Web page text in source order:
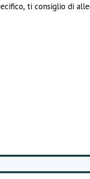
ti consiglio di